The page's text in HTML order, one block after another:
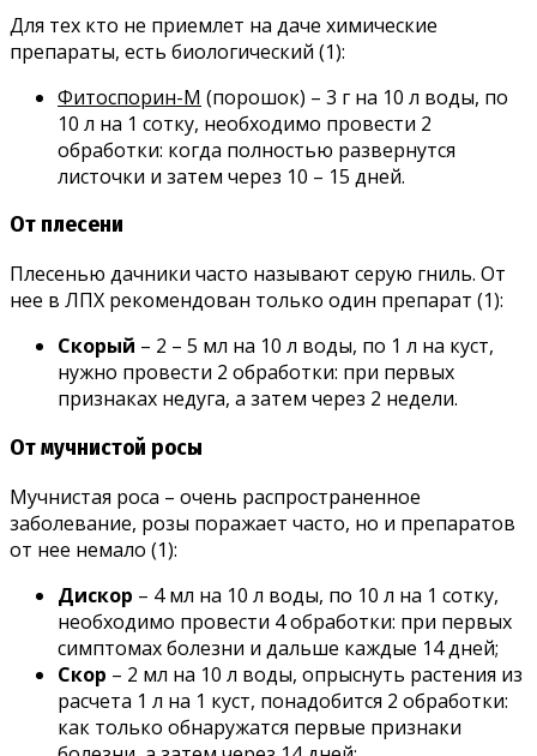
Для тех кто не приемлет на даче химические
препараты, есть биологический (1):
Фитоспорин-М (порошок) – 3 г на 10 л воды, по
10 л на 1 сотку, необходимо провести 2
обработки: когда полностью развернутся
листочки и затем через 10 – 15 дней.
От плесени
Плесенью дачники часто называют серую гниль. От
нее в ЛПХ рекомендован только один препарат (1):
Скорый – 2 – 5 мл на 10 л воды, по 1 л на куст,
нужно провести 2 обработки: при первых
признаках недуга, а затем через 2 недели.
От мучнистой росы
Мучнистая роса – очень распространенное
заболевание, розы поражает часто, но и препаратов
от нее немало (1):
Дискор – 4 мл на 10 л воды, по 10 л на 1 сотку,
необходимо провести 4 обработки: при первых
симптомах болезни и дальше каждые 14 дней;
Скор – 2 мл на 10 л воды, опрыснуть растения из
расчета 1 л на 1 куст, понадобится 2 обработки:
как только обнаружатся первые признаки